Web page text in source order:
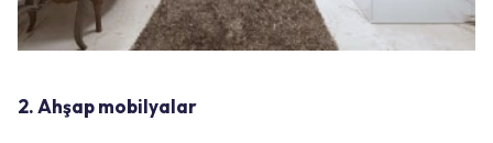
2. Ahşap mobilyalar